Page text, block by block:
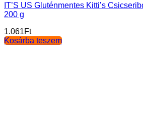
IT’S US Gluténmentes Kitti’s
200 g
1.061Ft
Kosárba teszem